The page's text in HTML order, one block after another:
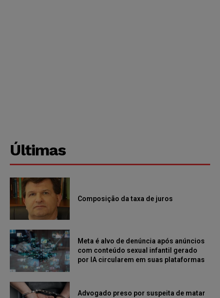
Últimas
Composição da taxa de juros
Meta é alvo de denúncia após anúncios
com conteúdo sexual infantil gerado
por IA circularem em suas plataformas
Advogado preso por suspeita de matar